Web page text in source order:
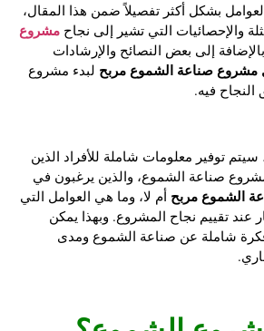
بشكل أكثر تفصيلاً ضمن هذا المقال،
والإحصائيات التي تشير إلى نجاح مشروع
إلى بعض النصائح والإرشادات
مشروع صناعة الشموع مربح لبدء مشروع
فيه.
توفير معلومات شاملة للأفراد الذين
صناعة الشموع، والذين يرغبون في
الشموع مربح أم لا، وما هي العوامل التي
عند تقييم نجاح المشروع. وبهذا يمكن
شاملة عن صناعة الشموع ومدى